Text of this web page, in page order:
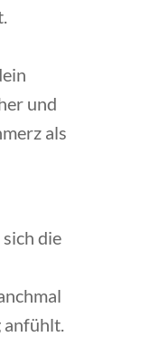
und
als
die
anfühlt.